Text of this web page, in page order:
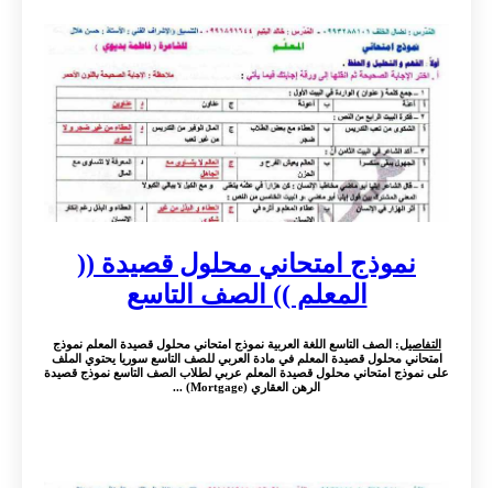
نموذج امتحاني محلول قصيدة ((
المعلم )) الصف التاسع
التفاصيل: الصف التاسع اللغة العربية نموذج امتحاني محلول قصيدة المعلم نموذج
امتحاني محلول قصيدة المعلم في مادة العربي للصف التاسع سوريا يحتوي الملف
على نموذج امتحاني محلول قصيدة المعلم عربي لطلاب الصف التاسع نموذج قصيدة
الرهن العقاري (Mortgage) ...